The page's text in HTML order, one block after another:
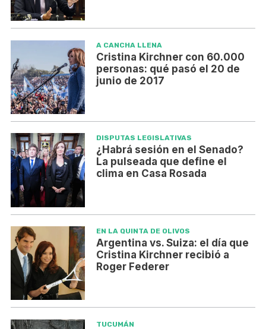
A CANCHA LLENA
Cristina Kirchner con 60.000
personas: qué pasó el 20 de
junio de 2017
DISPUTAS LEGISLATIVAS
¿Habrá sesión en el Senado?
La pulseada que define el
clima en Casa Rosada
EN LA QUINTA DE OLIVOS
Argentina vs. Suiza: el día que
Cristina Kirchner recibió a
Roger Federer
TUCUMÁN